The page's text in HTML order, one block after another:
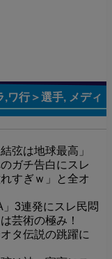
,ワ行＞選手
メディ
弦は地球最高」
ガチ告白にスレ
すぎｗ」と全オ
3連発にスレ民悶
芸術の極み！
タ伝説の跳躍に